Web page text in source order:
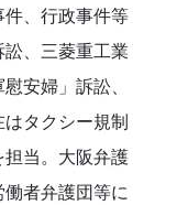
、行政事件等
、三菱重工業
安婦」訴訟、
タクシー規制
当。大阪弁護
者弁護団等に